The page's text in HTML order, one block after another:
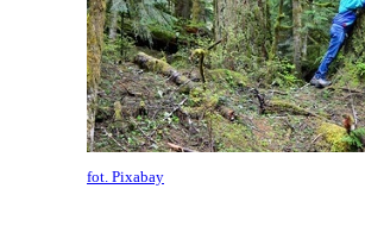
fot. Pixabay